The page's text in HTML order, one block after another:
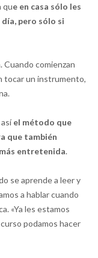
que en casa sólo les
pero sólo si
Cuando comienzan
tocar un instrumento,
el método que
que también
entretenida.
se aprende a leer y
a hablar cuando
«Ya les estamos
podamos hacer